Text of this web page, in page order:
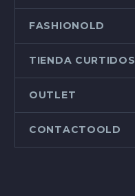
FASHIONOLD
TIENDA CURTIDOS
OUTLET
CONTACTOOLD